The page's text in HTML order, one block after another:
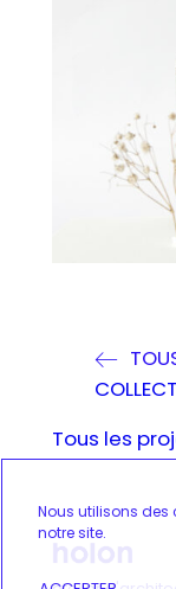
Nous utilisons des
notre site.
Tous les